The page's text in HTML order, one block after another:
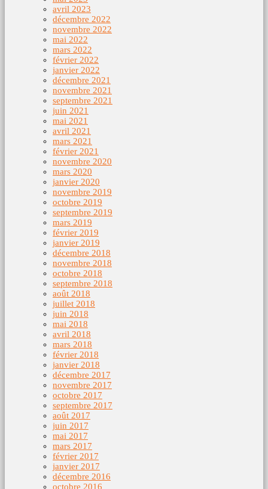
avril 2023
décembre 2022
novembre 2022
mai 2022
mars 2022
février 2022
janvier 2022
décembre 2021
novembre 2021
septembre 2021
juin 2021
mai 2021
avril 2021
mars 2021
février 2021
novembre 2020
mars 2020
janvier 2020
novembre 2019
octobre 2019
septembre 2019
mars 2019
février 2019
janvier 2019
décembre 2018
novembre 2018
octobre 2018
septembre 2018
août 2018
juillet 2018
juin 2018
mai 2018
avril 2018
mars 2018
février 2018
janvier 2018
décembre 2017
novembre 2017
octobre 2017
septembre 2017
août 2017
juin 2017
mai 2017
mars 2017
février 2017
janvier 2017
décembre 2016
octobre 2016